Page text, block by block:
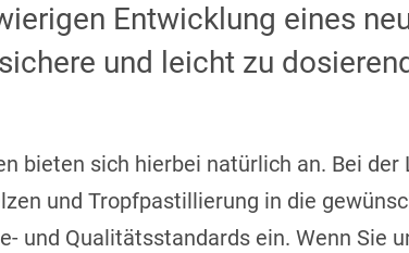
Entwicklung eines
und leicht zu
bieten sich hierbei natürlich an. Bei
und Tropfpastillierung in die
und Qualitätsstandards ein. Wenn Sie